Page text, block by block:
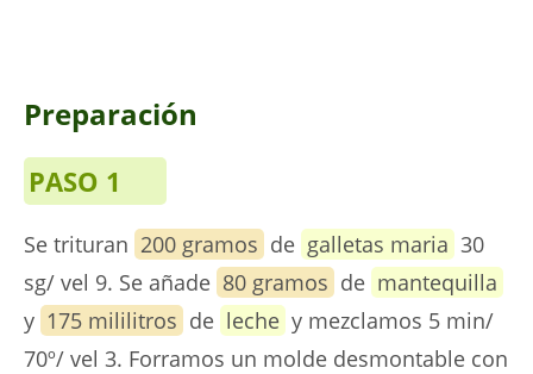
Preparación
PASO 1
Se trituran 200 gramos de galletas maria 30
sg/ vel 9. Se añade 80 gramos de mantequilla
y 175 mililitros de leche y mezclamos 5 min/
70º/ vel 3. Forramos un molde desmontable con